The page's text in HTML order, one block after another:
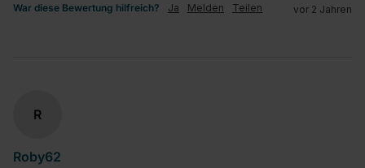
War diese Bewertung hilfreich? Ja Melden Teilen vor 2 Jahren
R
Roby62